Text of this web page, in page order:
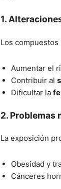
1.
Los
Aumentar el
Contribuir al
Dificultar la
2. Problemas
La exposición
Obesidad y
Cánceres